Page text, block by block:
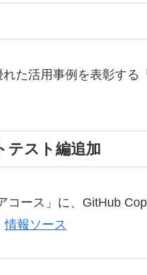
た活用事例を表彰す
テスト編追加
ース」に、GitHub
情報ソース